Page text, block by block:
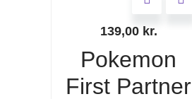
139,00 kr.
Pokemon
First Partner